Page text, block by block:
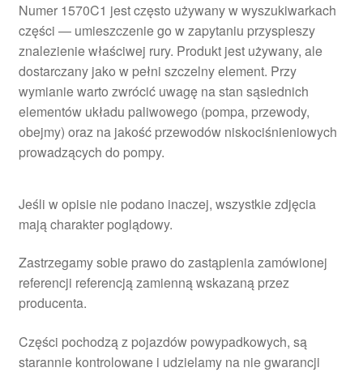
Numer 1570C1 jest często używany w wyszukiwarkach
części — umieszczenie go w zapytaniu przyspieszy
znalezienie właściwej rury. Produkt jest używany, ale
dostarczany jako w pełni szczelny element. Przy
wymianie warto zwrócić uwagę na stan sąsiednich
elementów układu paliwowego (pompa, przewody,
obejmy) oraz na jakość przewodów niskociśnieniowych
prowadzących do pompy.
Jeśli w opisie nie podano inaczej, wszystkie zdjęcia
mają charakter poglądowy.
Zastrzegamy sobie prawo do zastąpienia zamówionej
referencji referencją zamienną wskazaną przez
producenta.
Części pochodzą z pojazdów powypadkowych, są
starannie kontrolowane i udzielamy na nie gwarancji